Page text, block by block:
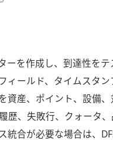
ーを作成し、到達性をテ
ィールド、タイムスタ
資産、ポイント、設備
歴、失敗行、クォータ、
統合が必要な場合は、